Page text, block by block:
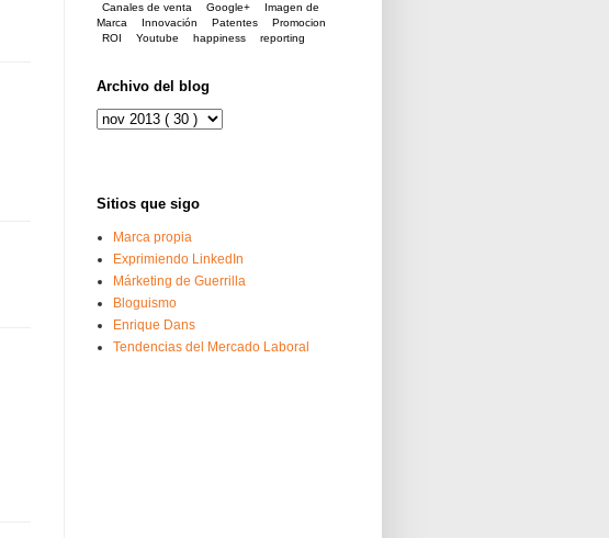
Canales de venta
Google+
Imagen de
Marca
Innovación Patentes
Promocion
ROI
Youtube happiness reporting
Archivo del blog
Sitios que sigo
Marca propia
Exprimiendo LinkedIn
Márketing de Guerrilla
Bloguismo
Enrique Dans
Tendencias del Mercado Laboral